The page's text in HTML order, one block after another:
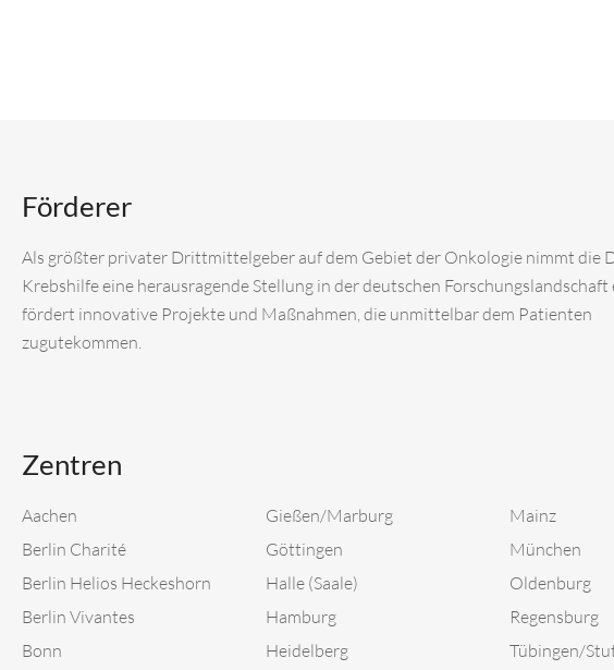
Förderer
Als größter privater Drittmittelgeber auf dem Gebiet der Onkologie nimmt die
Krebshilfe eine herausragende Stellung in der deutschen Forschungslandschaft
fördert innovative Projekte und Maßnahmen, die unmittelbar dem Patienten
zugutekommen.
Zentren
Aachen
Berlin Charité
Berlin Helios Heckeshorn
Berlin Vivantes
Bonn
Gießen/Marburg
Göttingen
Halle (Saale)
Hamburg
Heidelberg
Mainz
München
Oldenburg
Regensburg
Tübingen/